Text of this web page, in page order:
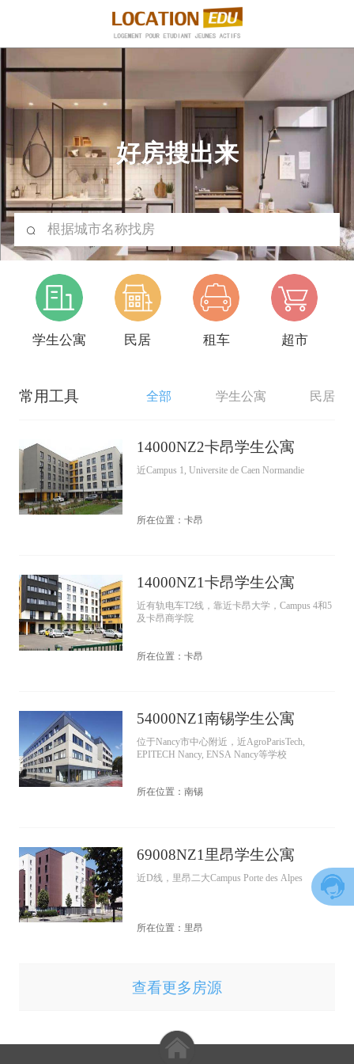
好房搜出来
根据城市名称找房
学生公寓 民居 租车 超市
常用工具 全部 学生公寓 民居
14000NZ2卡昂学生公寓
近Campus 1, Universite de Caen Normandie
所在位置：卡昂
14000NZ1卡昂学生公寓
近有轨电车T2线，靠近卡昂大学，Campus 4和5
及卡昂商学院
所在位置：卡昂
54000NZ1南锡学生公寓
位于Nancy市中心附近，近AgroParisTech,
EPITECH Nancy, ENSA Nancy等学校
所在位置：南锡
69008NZ1里昂学生公寓
近D线，里昂二大Campus Porte des Alpes
所在位置：里昂
查看更多房源